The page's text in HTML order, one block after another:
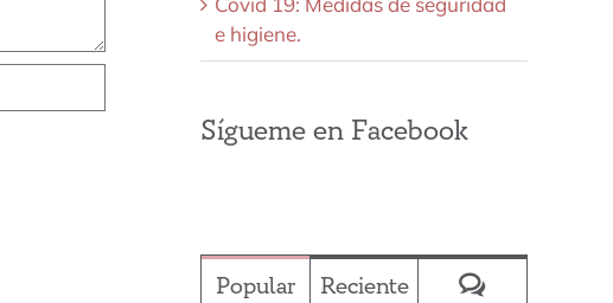
e higiene.
Sígueme en Facebook
Popular Reciente